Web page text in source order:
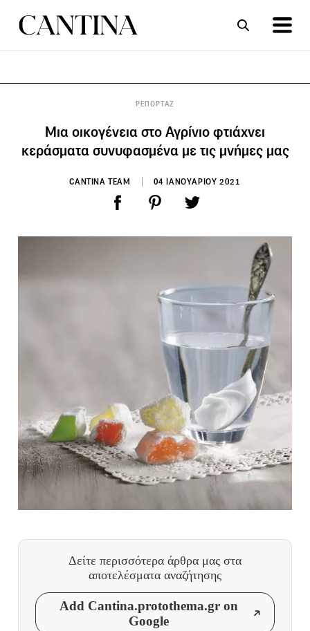
ΡΕΠΟΡΤΑΖ
Μια οικογένεια στο Αγρίνιο φτιάχνει
κεράσματα συνυφασμένα με τις μνήμες μας
CANTINA TEAM 04 ΙΑΝΟΥΑΡΙΟΥ 2021
Δείτε περισσότερα άρθρα μας στα
αποτελέσματα αναζήτησης
Add Cantina.protothema.gr on
Google